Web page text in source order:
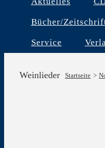
Bücher/
Service
Weinlieder Startseite